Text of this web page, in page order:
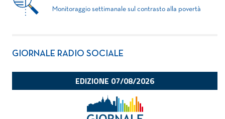
Monitoraggio settimanale sul contrasto alla povertà
GIORNALE RADIO SOCIALE